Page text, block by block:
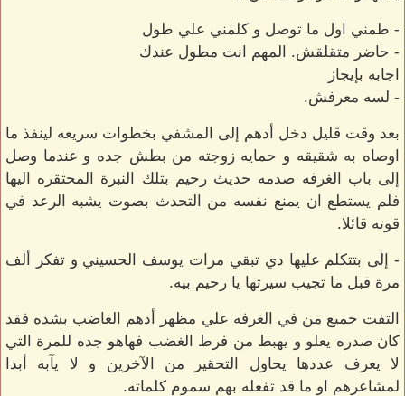
- طمني اول ما توصل و كلمني علي طول
- حاضر متقلقش. المهم انت مطول عندك
اجابه بإيجاز
- لسه معرفش.
بعد وقت قليل دخل أدهم إلى المشفي بخطوات سريعه لينفذ ما
اوصاه به شقيقه و حمايه زوجته من بطش جده و عندما وصل
إلى باب الغرفه صدمه حديث رحيم بتلك النبرة المحتقره اليها
فلم يستطع ان يمنع نفسه من التحدث بصوت يشبه الرعد في
قوته قائلا.
- إلى بتتكلم عليها دي تبقي مرات يوسف الحسيني و تفكر ألف
مرة قبل ما تجيب سيرتها يا رحيم بيه.
التفت جميع من في الغرفه علي مظهر أدهم الغاضب بشده فقد
كان صدره يعلو و يهبط من فرط الغضب فهاهو جده للمرة التي
لا يعرف عددها يحاول التحقير من الآخرين و لا يآبه أبدا
لمشاعرهم او ما قد تفعله بهم سموم كلماته.